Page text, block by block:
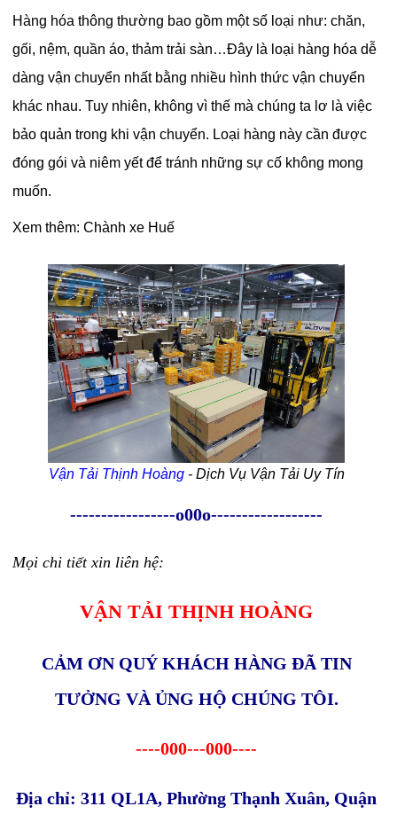
Hàng hóa thông thường bao gồm một số loại như: chăn,
gối, nệm, quần áo, thảm trải sàn…Đây là loại hàng hóa dễ
dàng vận chuyển nhất bằng nhiều hình thức vận chuyển
khác nhau. Tuy nhiên, không vì thế mà chúng ta lơ là việc
bảo quản trong khi vận chuyển. Loại hàng này cần được
đóng gói và niêm yết để tránh những sự cố không mong
muốn.
Xem thêm:Chành xe Huế
Vận Tải Thịnh Hoàng- Dịch Vụ Vận Tải Uy Tín
-----------------o00o------------------
Mọi chi tiết xin liên hệ:
VẬN TẢI THỊNH HOÀNG
CẢM ƠN QUÝ KHÁCH HÀNG ĐÃ TIN
TƯỞNG VÀ ỦNG HỘ CHÚNG TÔI.
----000---000----
Địa chỉ: 311 QL1A, Phường Thạnh Xuân, Quận